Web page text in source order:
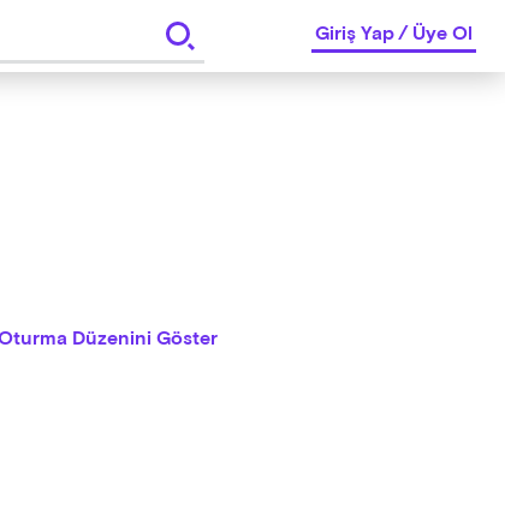
Giriş Yap/Üye Ol
Düzenini Göster